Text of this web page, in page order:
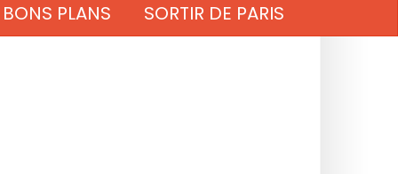
BONS PLANS SORTIR DE PARIS